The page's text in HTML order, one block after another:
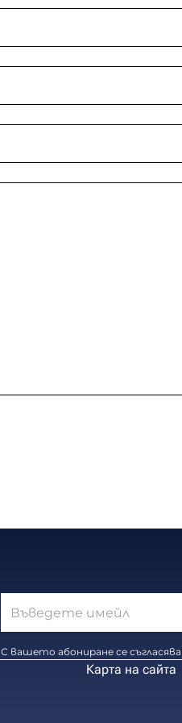
С вашето абониране се
Карта на сайта